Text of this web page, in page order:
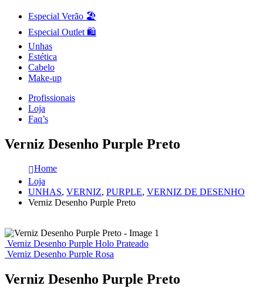
Especial Verão 🏖️
Especial Outlet 🛍️
Unhas
Estética
Cabelo
Make-up
Profissionais
Loja
Faq’s
Verniz Desenho Purple Preto
Home
Loja
UNHAS, VERNIZ, PURPLE, VERNIZ DE DESENHO
Verniz Desenho Purple Preto
Verniz Desenho Purple Holo Prateado
Verniz Desenho Purple Rosa
Verniz Desenho Purple Preto